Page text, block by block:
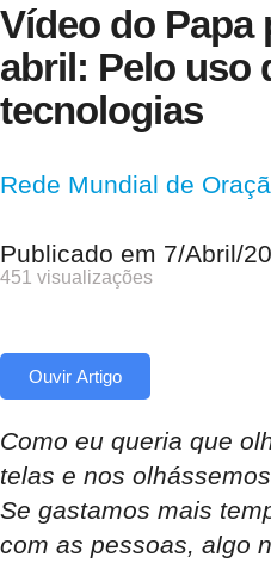
Vídeo do Papa
abril: Pelo uso
tecnologias
Rede Mundial de
Publicado em 7/Abril/
451 visualizações
Ouvir Artigo
Como eu queria que
telas e nos
Se gastamos mais
com as pessoas, algo